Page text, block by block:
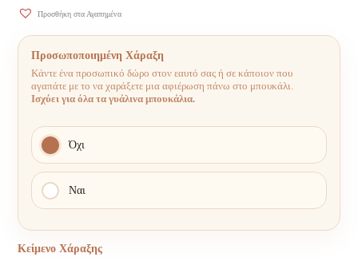
Προσθήκη στα Αγαπημένα
Προσωποποιημένη Χάραξη
Κάντε ένα προσωπικό δώρο στον εαυτό σας ή σε κάποιον που
αγαπάτε με το να χαράξετε μια αφιέρωση πάνω στο μπουκάλι.
Ισχύει για όλα τα γυάλινα μπουκάλια.
Όχι
Ναι
Κείμενο Χάραξης